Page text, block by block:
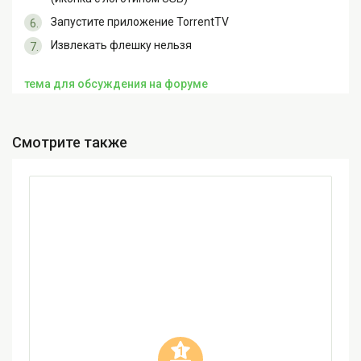
Запустите приложение TorrentTV
Извлекать флешку нельзя
тема для обсуждения на форуме
Смотрите также
1